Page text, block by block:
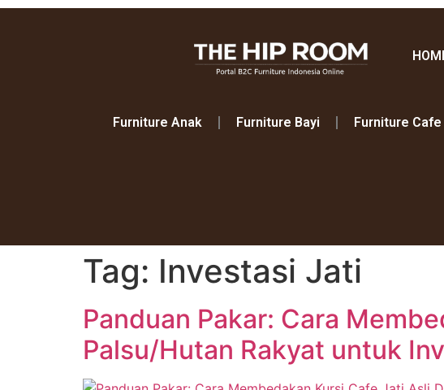
Furniture Anak Furniture Bayi Furniture Cafe
Tag: Investasi Jati
Panduan Pakar: Cara
Palsu/Hutan Rakyat untuk